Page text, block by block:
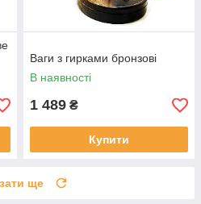
Ваги з гирками бронзові
В наявності
1 489 ₴
Купити
ще